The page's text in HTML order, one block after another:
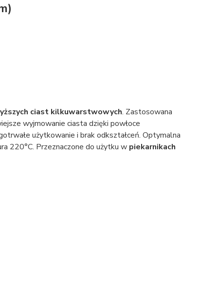
ciast kilkuwarstwowych. Zastosowana
wyjmowanie ciasta dzięki powłoce
użytkowanie i brak odkształceń. Optymalna
220°C. Przeznaczone do użytku w piekarnikach